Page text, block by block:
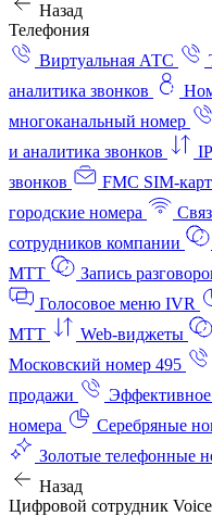
Назад
Телефония
Виртуальная АТС
аналитика звонков
многоканальный номер
и аналитика звонков
звонков
FMC SIM-
городские номера
сотрудников компании
МТТ
Запись
Голосовое меню IVR
МТТ
Web-виджеты
Московский номер 495
продажи
номера
Серебряные
Золотые телефонные
Назад
Цифровой сотрудник